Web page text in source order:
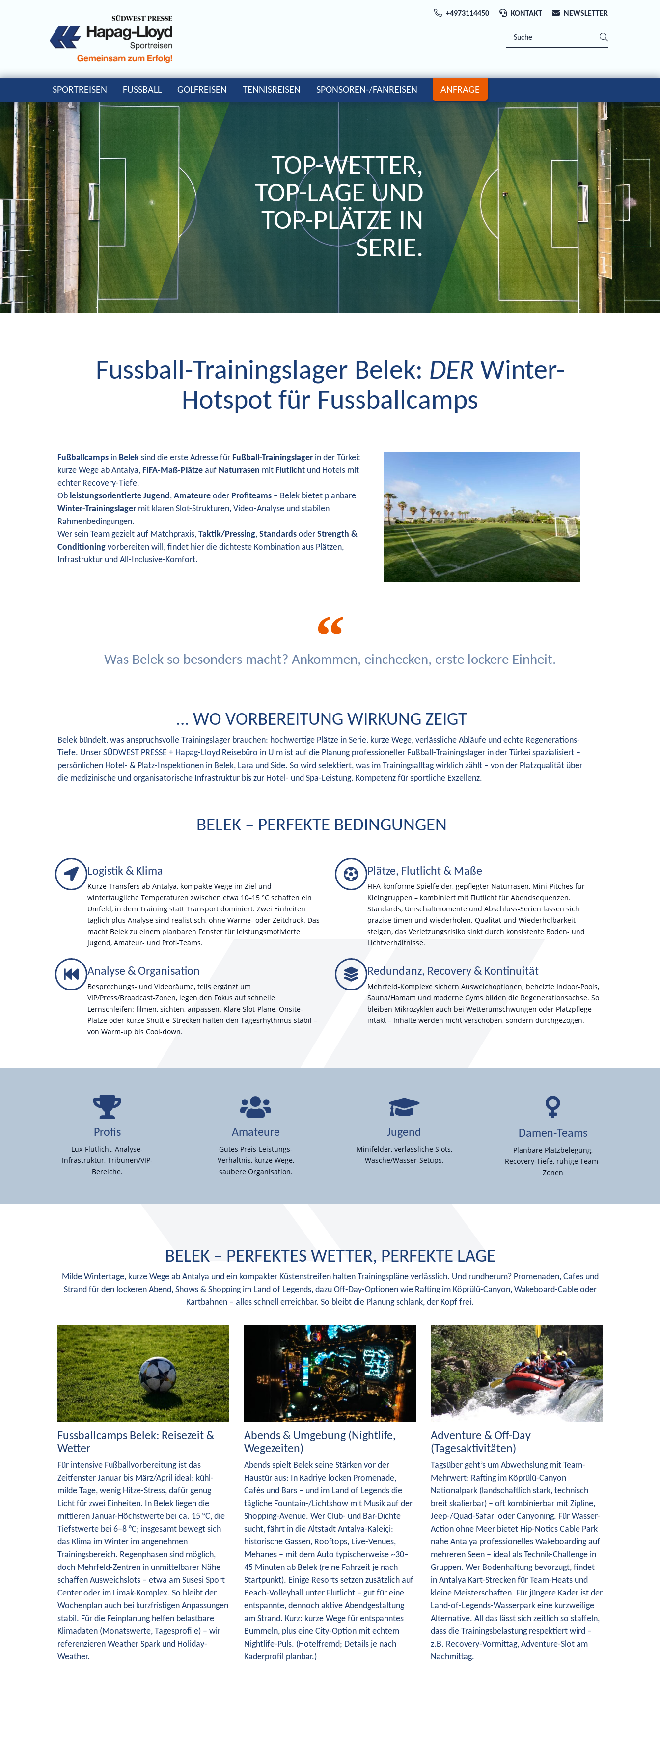
+4973114450 KONTAKT NEWSLETTER
SPORTREISEN FUSSBALL GOLFREISEN TENNISREISEN SPONSOREN-/FANREISEN ANFRAGE
TOP-WETTER,
TOP-LAGE UND
TOP-PLÄTZE IN
SERIE.
Fussball-Trainingslager Belek: DER Winter-
Hotspot für Fussballcamps
Fußballcamps in Belek sind die erste Adresse für Fußball-Trainingslager in der Türkei:
kurze Wege ab Antalya, FIFA-Maß-Plätze auf Naturrasen mit Flutlicht und Hotels mit
echter Recovery-Tiefe.
Ob leistungsorientierte Jugend , Amateure oder Profiteams – Belek bietet planbare
Winter-Trainingslager mit klaren Slot-Strukturen, Video-Analyse und stabilen
Rahmenbedingungen.
Wer sein Team gezielt auf Matchpraxis, Taktik/Pressing, Standards oder Strength &
Conditioning vorbereiten will, findet hier die dichteste Kombination aus Plätzen,
Infrastruktur und All-Inclusive-Komfort.
Was Belek so besonders macht? Ankommen, einchecken, erste lockere Einheit.
... WO VORBEREITUNG WIRKUNG ZEIGT
Belek bündelt, was anspruchsvolle Trainingslager brauchen: hochwertige Plätze in Serie, kurze Wege, verlässliche Abläufe und echte Regenerations-
Tiefe. Unser SÜDWEST PRESSE + Hapag-Lloyd Reisebüro in Ulm ist auf die Planung professioneller Fußball-Trainingslager in der Türkei spazialisiert –
persönlichen Hotel- & Platz-Inspektionen in Belek, Lara und Side. So wird selektiert, was im Trainingsalltag wirklich zählt – von der Platzqualität über
die medizinische und organisatorische Infrastruktur bis zur Hotel- und Spa-Leistung. Kompetenz für sportliche Exzellenz.
BELEK – PERFEKTE BEDINGUNGEN
Logistik & Klima
Kurze Transfers ab Antalya, kompakte Wege im Ziel und
wintertaugliche Temperaturen zwischen etwa 10–15 °C schaffen ein
Umfeld, in dem Training statt Transport dominiert. Zwei Einheiten
täglich plus Analyse sind realistisch, ohne Wärme- oder Zeitdruck. Das
macht Belek zu einem planbaren Fenster für leistungsmotivierte
Jugend, Amateur- und Profi-Teams.
Plätze, Flutlicht & Maße
FIFA-konforme Spielfelder, gepflegter Naturrasen, Mini-Pitches für
Kleingruppen – kombiniert mit Flutlicht für Abendsequenzen.
Standards, Umschaltmomente und Abschluss-Serien lassen sich
präzise timen und wiederholen. Qualität und Wiederholbarkeit
steigen, das Verletzungsrisiko sinkt durch konsistente Boden- und
Lichtverhältnisse.
Analyse & Organisation
Besprechungs- und Videoräume, teils ergänzt um
VIP/Press/Broadcast-Zonen, legen den Fokus auf schnelle
Lernschleifen: filmen, sichten, anpassen. Klare Slot-Pläne, Onsite-
Plätze oder kurze Shuttle-Strecken halten den Tagesrhythmus stabil –
von Warm-up bis Cool-down.
Redundanz, Recovery & Kontinuität
Mehrfeld-Komplexe sichern Ausweichoptionen; beheizte Indoor-Pools,
Sauna/Hamam und moderne Gyms bilden die Regenerationsachse. So
bleiben Mikrozyklen auch bei Wetterumschwüngen oder Platzpflege
intakt – Inhalte werden nicht verschoben, sondern durchgezogen.
Profis
Lux-Flutlicht, Analyse-
Infrastruktur, Tribünen/VIP-
Bereiche.
Amateure
Gutes Preis-Leistungs-
Verhältnis, kurze Wege,
saubere Organisation.
Jugend
Minifelder, verlässliche Slots,
Wäsche/Wasser-Setups.
Damen-Teams
Planbare Platzbelegung,
Recovery-Tiefe, ruhige Team-
Zonen
BELEK – PERFEKTES WETTER, PERFEKTE LAGE
Milde Wintertage, kurze Wege ab Antalya und ein kompakter Küstenstreifen halten Trainingspläne verlässlich. Und rundherum? Promenaden, Cafés und
Strand für den lockeren Abend, Shows & Shopping im Land of Legends, dazu Off-Day-Optionen wie Rafting im Köprülü-Canyon, Wakeboard-Cable oder
Kartbahnen – alles schnell erreichbar. So bleibt die Planung schlank, der Kopf frei.
Fussballcamps Belek: Reisezeit &
Wetter
Für intensive Fußballvorbereitung ist das
Zeitfenster Januar bis März/April ideal: kühl-
milde Tage, wenig Hitze-Stress, dafür genug
Licht für zwei Einheiten. In Belek liegen die
mittleren Januar-Höchstwerte bei ca. 15 °C, die
Tiefstwerte bei 6–8 °C; insgesamt bewegt sich
das Klima im Winter im angenehmen
Trainingsbereich. Regenphasen sind möglich,
doch Mehrfeld-Zentren in unmittelbarer Nähe
schaffen Ausweichslots – etwa am Susesi Sport
Center oder im Limak-Komplex. So bleibt der
Wochenplan auch bei kurzfristigen Anpassungen
stabil. Für die Feinplanung helfen belastbare
Klimadaten (Monatswerte, Tagesprofile) – wir
referenzieren Weather Spark und Holiday-
Weather.
Abends & Umgebung (Nightlife,
Wegezeiten)
Abends spielt Belek seine Stärken vor der
Haustür aus: In Kadriye locken Promenade,
Cafés und Bars – und im Land of Legends die
tägliche Fountain-/Lichtshow mit Musik auf der
Shopping-Avenue. Wer Club- und Bar-Dichte
sucht, fährt in die Altstadt Antalya-Kaleiçi:
historische Gassen, Rooftops, Live-Venues,
Mehanes – mit dem Auto typischerweise ~30–
45 Minuten ab Belek (reine Fahrzeit je nach
Startpunkt). Einige Resorts setzen zusätzlich auf
Beach-Volleyball unter Flutlicht – gut für eine
entspannte, dennoch aktive Abendgestaltung
am Strand. Kurz: kurze Wege für entspanntes
Bummeln, plus eine City-Option mit echtem
Nightlife-Puls. (Hotelfremd; Details je nach
Kaderprofil planbar.)
Adventure & Off-Day
(Tagesaktivitäten)
Tagsüber geht’s um Abwechslung mit Team-
Mehrwert: Rafting im Köprülü-Canyon
Nationalpark (landschaftlich stark, technisch
breit skalierbar) – oft kombinierbar mit Zipline,
Jeep-/Quad-Safari oder Canyoning. Für Wasser-
Action ohne Meer bietet Hip-Notics Cable Park
nahe Antalya professionelles Wakeboarding auf
mehreren Seen – ideal als Technik-Challenge in
Gruppen. Wer Bodenhaftung bevorzugt, findet
in Antalya Kart-Strecken für Team-Heats und
kleine Meisterschaften. Für jüngere Kader ist der
Land-of-Legends-Wasserpark eine kurzweilige
Alternative. All das lässt sich zeitlich so staffeln,
dass die Trainingsbelastung respektiert wird –
z.B. Recovery-Vormittag, Adventure-Slot am
Nachmittag.